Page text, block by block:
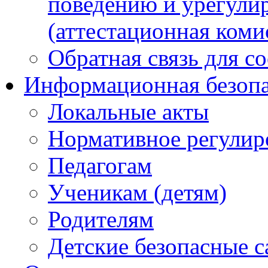
(аттестационная
Обратная связь для
Информационная
Локальные акты
Нормативное
Педагогам
Ученикам (детям)
Родителям
Детские безопасные